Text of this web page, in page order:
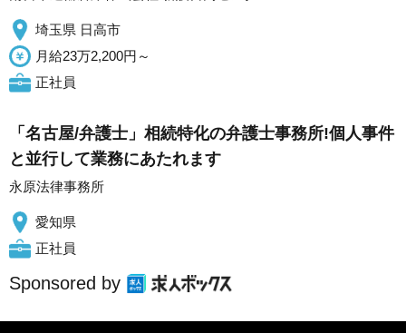
埼玉県 日高市
月給23万2,200円～
正社員
「名古屋/弁護士」相続特化の弁護士事務所!個人事件
と並行して業務にあたれます
永原法律事務所
愛知県
正社員
Sponsored by